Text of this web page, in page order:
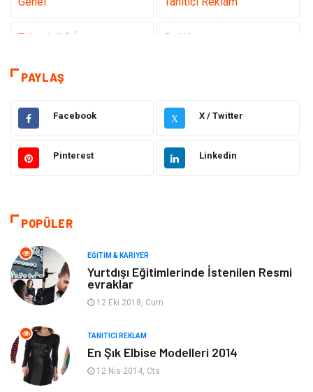
Teknoloji & İnternet Sağlık
Hizmet
Hukuk Emlak
Otomotiv Sağlıklı Yaşam
Moda
Makine
Elektronik
Ev Dekorasyon Organizasyon
PAYLAŞ
Facebook X X / Twitter
Pinterest Linkedin
POPÜLER
EĞITIM & KARIYER
Yurtdışı Eğitimlerinde İstenilen Resmi
evraklar
12 Eki 2018, Cum
TANITICI REKLAM
En Şık Elbise Modelleri 2014
12 Nis 2014, Cts